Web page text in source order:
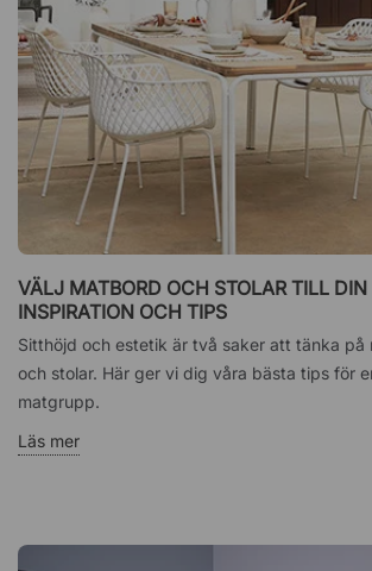
VÄLJ MATBORD OCH STOLAR TILL DIN
INSPIRATION OCH TIPS
Sitthöjd och estetik är två saker att tänka på
och stolar. Här ger vi dig våra bästa tips för
matgrupp.
Läs mer